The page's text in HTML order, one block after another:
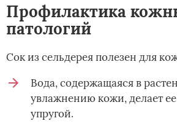
Профилактика
патологий
Сок из сельдерея полезен для
Вода, содержащаяся в
увлажнению кожи, делает
упругой.